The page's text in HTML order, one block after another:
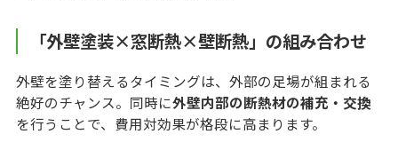
「外壁塗装×窓断熱×壁断熱」の組み合わせ
外壁を塗り替えるタイミングは、外部の足場が組まれる
絶好のチャンス。同時に外壁内部の断熱材の補充・交換
を行うことで、費用対効果が格段に高まります。